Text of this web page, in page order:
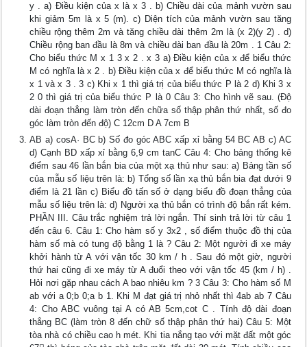
y . a) Điều kiện của x là x 3 . b) Chiều dài của mảnh vườn sau
khi giảm 5m là x 5 (m). c) Diện tích của mảnh vườn sau tăng
chiều rộng thêm 2m và tăng chiều dài thêm 2m là (x 2)(y 2) . d)
Chiều rộng ban đầu là 8m và chiều dài ban đầu là 20m . 1 Câu 2:
Cho biểu thức M x 1 3 x 2 . x 3 a) Điều kiện của x để biểu thức
M có nghĩa là x 2 . b) Điều kiện của x để biểu thức M có nghĩa là
x 1 và x 3 . 3 c) Khi x 1 thì giá trị của biểu thức P là 2 d) Khi 3 x
2 0 thì giá trị của biểu thức P là 0 Câu 3: Cho hình vẽ sau. (Độ
dài đoạn thẳng làm tròn đến chữa số thập phân thứ nhất, số đo
góc làm tròn đến độ) C 12cm D A 7cm B
AB a) cosA· BC b) Số đo góc ABC xấp xỉ bằng 54 BC AB c) AC
d) Cạnh BD xấp xỉ bằng 6,9 cm tanC Câu 4: Cho bảng thống kê
điểm sau 46 lần bắn bia của một xạ thủ như sau: a) Bảng tần số
của mẫu số liệu trên là: b) Tổng số lần xạ thủ bắn bia đạt dưới 9
điểm là 21 lần c) Biểu đồ tấn số ở dạng biểu đồ đoạn thẳng của
mẫu số liệu trên là: d) Người xạ thủ bắn có trình độ bắn rất kém.
PHẦN III. Câu trắc nghiệm trả lời ngắn. Thí sinh trả lời từ câu 1
đến câu 6. Câu 1: Cho hàm số y 3x2 , số điểm thuộc đồ thị của
hàm số mà có tung độ bằng 1 là ? Câu 2: Một người đi xe máy
khởi hành từ A với vận tốc 30 km / h . Sau đó một giờ, người
thứ hai cũng đi xe máy từ A đuổi theo với vận tốc 45 (km / h) .
Hỏi nơi gặp nhau cách A bao nhiêu km ? 3 Câu 3: Cho hàm số M
ab với a 0;b 0;a b 1. Khi M đạt giá trị nhỏ nhất thì 4ab ab 7 Câu
4: Cho ABC vuông tại A có AB 5cm,cot C . Tính độ dài đoạn
thẳng BC (làm tròn 8 đến chữ số thập phân thứ hai) Câu 5: Một
tòa nhà có chiều cao h mét. Khi tia nắng tạo với mặt đất một góc